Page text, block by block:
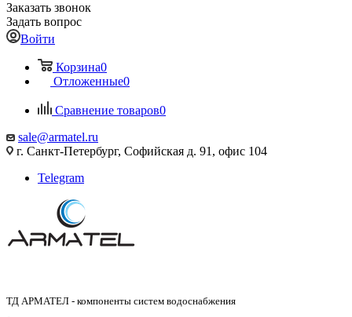
Заказать звонок
Задать вопрос
Войти
Корзина0
Отложенные0
Сравнение товаров0
sale@armatel.ru
г. Санкт-Петербург, Софийская д. 91, офис 104
Telegram
ТД АРМАТЕЛ - компоненты систем водоснабжения